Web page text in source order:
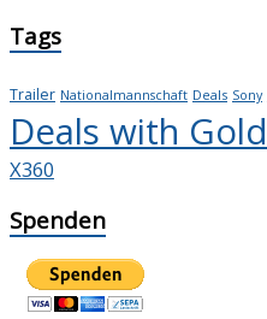
Tags
Trailer Nationalmannschaft Deals Sony
Deals with Gold
X360
Spenden